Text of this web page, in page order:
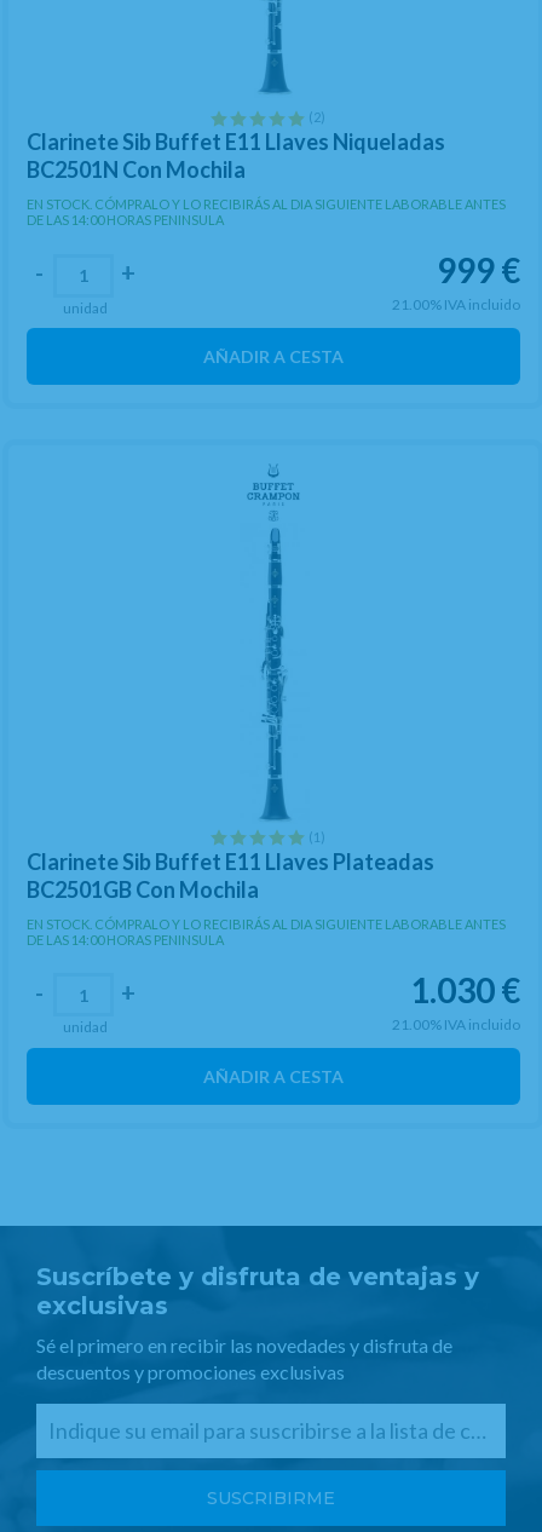
(2)
Clarinete Sib Buffet E11 Llaves Niqueladas
BC2501N Con Mochila
EN STOCK. CÓMPRALO Y LO RECIBIRÁS AL DIA SIGUIENTE LABORABLE ANTES
DE LAS 14:00 HORAS PENINSULA
999€
21.00% IVA incluido
- +
unidad
AÑADIR A CESTA
(1)
Clarinete Sib Buffet E11 Llaves Plateadas
BC2501GB Con Mochila
EN STOCK. CÓMPRALO Y LO RECIBIRÁS AL DIA SIGUIENTE LABORABLE ANTES
DE LAS 14:00 HORAS PENINSULA
1.030€
21.00% IVA incluido
- +
unidad
AÑADIR A CESTA
Suscríbete y disfruta de ventajas y
exclusivas
Sé el primero en recibir las novedades y disfruta de
descuentos y promociones exclusivas